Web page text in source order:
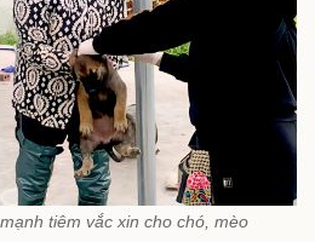
tiêm vắc xin cho chó, mèo